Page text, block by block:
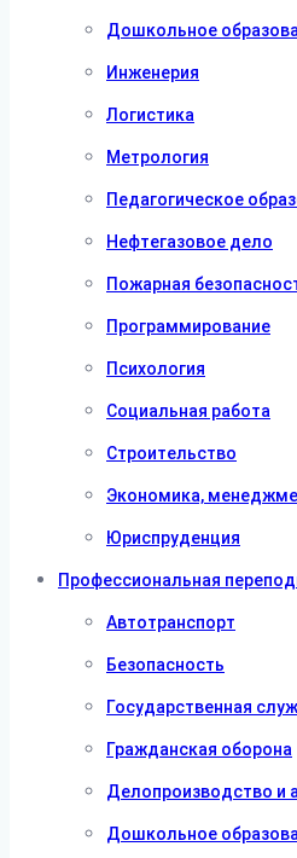
Дошкольное
Инженерия
Логистика
Метрология
Педагогическое
Нефтегазовое дело
Пожарная
Программирование
Психология
Социальная работа
Строительство
Экономика,
Юриспруденция
Профессиональная
Автотранспорт
Безопасность
Государственная
Гражданская оборона
Делопроизводство и
Дошкольное